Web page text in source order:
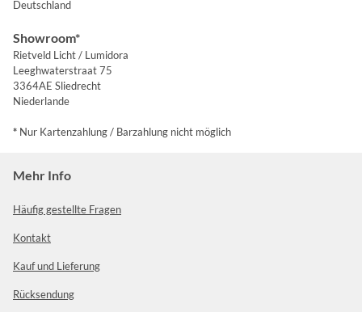
Deutschland
Showroom*
Rietveld Licht / Lumidora
Leeghwaterstraat 75
3364AE Sliedrecht
Niederlande
* Nur Kartenzahlung / Barzahlung nicht möglich
Mehr Info
Häufig gestellte Fragen
Kontakt
Kauf und Lieferung
Rücksendung